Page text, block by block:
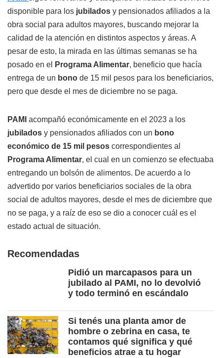
disponible para los jubilados y pensionados afiliados a la
obra social para adultos mayores, buscando mejorar la
calidad de la atención en distintos aspectos y áreas. A
pesar de esto, la mirada en las últimas semanas se ha
posado en el
Programa Alimentar, beneficio que hacía
entrega de un bono de 15 mil pesos para los beneficiarios,
pero que desde el mes de diciembre no se paga.
PAMI acompañó económicamente en el 2023 a los
jubilados y pensionados afiliados con un bono
económico de 15 mil pesos correspondientes al
Programa Alimentar, el cual en un comienzo se efectuaba
entregando un bolsón de alimentos. De acuerdo a lo
advertido por varios beneficiarios sociales de la obra
social de adultos mayores, desde el mes de diciembre que
no se paga, y a raíz de eso se dio a conocer cuál es el
estado actual de situación.
Recomendadas
Pidió un marcapasos para un
jubilado al PAMI, no lo devolvió
y todo terminó en escándalo
Si tenés una planta amor de
hombre o zebrina en casa, te
contamos qué significa y qué
beneficios atrae a tu hogar